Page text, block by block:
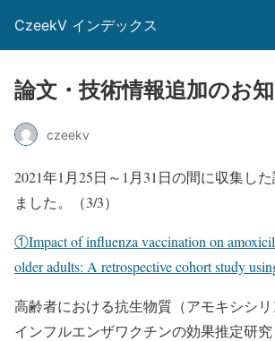
CzeekV インデックス
論文・技術情報追加のお
czeekv
2021年1月25日～1月31日の間に収集し
ました。（3/3）
①Impact of influenza vaccination on
older adults: A retrospective cohort study
高齢者における抗生物質（アモキシシ
インフルエンザワクチンの効果推定研究